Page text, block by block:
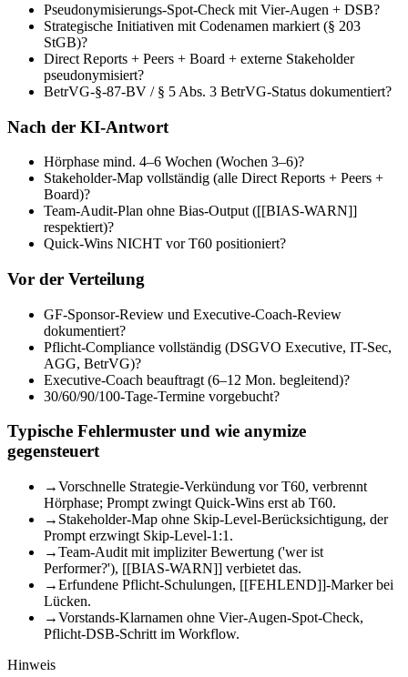
Pseudonymisierungs-Spot-Check mit Vier-Augen + DSB?
Strategische Initiativen mit Codenamen markiert (§ 203
StGB)?
Direct Reports + Peers + Board + externe Stakeholder
pseudonymisiert?
BetrVG-§-87-BV / § 5 Abs. 3 BetrVG-Status dokumentiert?
Nach der KI-Antwort
Hörphase mind. 4–6 Wochen (Wochen 3–6)?
Stakeholder-Map vollständig (alle Direct Reports + Peers +
Board)?
Team-Audit-Plan ohne Bias-Output ([[BIAS-WARN]]
respektiert)?
Quick-Wins NICHT vor T60 positioniert?
Vor der Verteilung
GF-Sponsor-Review und Executive-Coach-Review
dokumentiert?
Pflicht-Compliance vollständig (DSGVO Executive, IT-Sec,
AGG, BetrVG)?
Executive-Coach beauftragt (6–12 Mon. begleitend)?
30/60/90/100-Tage-Termine vorgebucht?
Typische Fehlermuster und wie anymize
gegensteuert
→Vorschnelle Strategie-Verkündung vor T60, verbrennt
Hörphase; Prompt zwingt Quick-Wins erst ab T60.
→ Stakeholder-Map ohne Skip-Level-Berücksichtigung, der
Prompt erzwingt Skip-Level-1:1.
→Team-Audit mit impliziter Bewertung ('wer ist
Performer?'), [[BIAS-WARN]] verbietet das.
→Erfundene Pflicht-Schulungen, [[FEHLEND]]-Marker bei
Lücken.
→Vorstands-Klarnamen ohne Vier-Augen-Spot-Check,
Pflicht-DSB-Schritt im Workflow.
Hinweis